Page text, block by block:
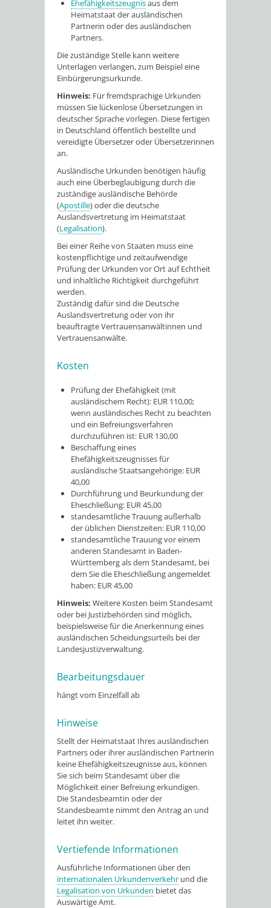
Ehefähigkeitszeugnisaus dem
Heimatstaat der ausländischen
Partnerin oder des ausländischen
Partners.
Die zuständige Stelle kann weitere
Unterlagen verlangen, zum Beispiel eine
Einbürgerungsurkunde.
Hinweis: Für fremdsprachige Urkunden
müssen Sie lückenlose Übersetzungen in
deutscher Sprache vorlegen. Diese fertigen
in Deutschland öffentlich bestellte und
vereidigte Übersetzer oder Übersetzerinnen
an.
Ausländische Urkunden benötigen häufig
auch eine Überbeglaubigung durch die
zuständige ausländische Behörde
(Apostille) oder die deutsche
Auslandsvertretung im Heimatstaat
(Legalisation).
Bei einer Reihe von Staaten muss eine
kostenpflichtige und zeitaufwendige
Prüfung der Urkunden vor Ort auf Echtheit
und inhaltliche Richtigkeit durchgeführt
werden.
Zuständig dafür sind die Deutsche
Auslandsvertretung oder von ihr
beauftragte Vertrauensanwältinnen und
Vertrauensanwälte.
Kosten
Prüfung der Ehefähigkeit (mit
ausländischem Recht): EUR 110,00;
wenn ausländisches Recht zu beachten
und ein Befreiungsverfahren
durchzuführen ist: EUR 130,00
Beschaffung eines
Ehefähigkeitszeugnisses für
ausländische Staatsangehörige: EUR
40,00
Durchführung und Beurkundung der
Eheschließung: EUR 45,00
standesamtliche Trauung außerhalb
der üblichen Dienstzeiten: EUR 110,00
standesamtliche Trauung vor einem
anderen Standesamt in Baden-
Württemberg als dem Standesamt, bei
dem Sie die Eheschließung angemeldet
haben: EUR 45,00
Hinweis: Weitere Kosten beim Standesamt
oder bei Justizbehörden sind möglich,
beispielsweise für die Anerkennung eines
ausländischen Scheidungsurteils bei der
Landesjustizverwaltung.
Bearbeitungsdauer
hängt vom Einzelfall ab
Hinweise
Stellt der Heimatstaat Ihres ausländischen
Partners oder ihrer ausländischen Partnerin
keine Ehefähigkeitszeugnisse aus, können
Sie sich beim Standesamt über die
Möglichkeit einer Befreiung erkundigen.
Die Standesbeamtin oder der
Standesbeamte nimmt den Antrag an und
leitet ihn weiter.
Vertiefende Informationen
Ausführliche Informationen über den
internationalen Urkundenverkehr und die
Legalisation von Urkunden bietet das
Auswärtige Amt.